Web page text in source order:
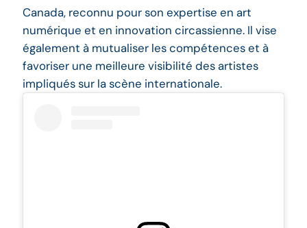
Canada, reconnu pour son expertise en art
numérique et en innovation circassienne. Il vise
également à mutualiser les compétences et à
favoriser une meilleure visibilité des artistes
impliqués sur la scène internationale.